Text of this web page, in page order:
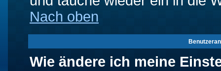
Nach oben
Wie ändere ich meine